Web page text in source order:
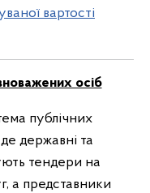
вартості
осіб
публічних
державні та
тендери на
а представники